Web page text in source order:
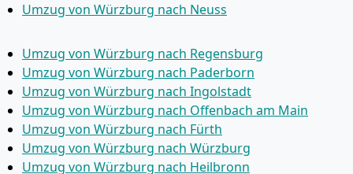
Umzug von Würzburg nach Neuss
Umzug von Würzburg nach Regensburg
Umzug von Würzburg nach Paderborn
Umzug von Würzburg nach Ingolstadt
Umzug von Würzburg nach Offenbach am Main
Umzug von Würzburg nach Fürth
Umzug von Würzburg nach Würzburg
Umzug von Würzburg nach Heilbronn